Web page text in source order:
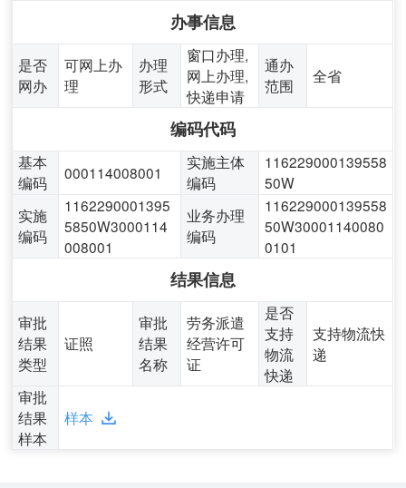
办事信息
是否
网办
可网上办
理
办理
形式
窗口办理,
网上办理,
快递申请
通办
范围
全省
编码代码
基本
编码
000114008001
实施主体
编码
116229000139558
50W
实施
编码
1162290001395
5850W3000114
008001
业务办理
编码
116229000139558
50W30001140080
0101
结果信息
审批
结果
类型
证照
审批
结果
名称
劳务派遣
经营许可
证
是否
支持
物流
快递
支持物流快
递
审批
结果
样本
样本